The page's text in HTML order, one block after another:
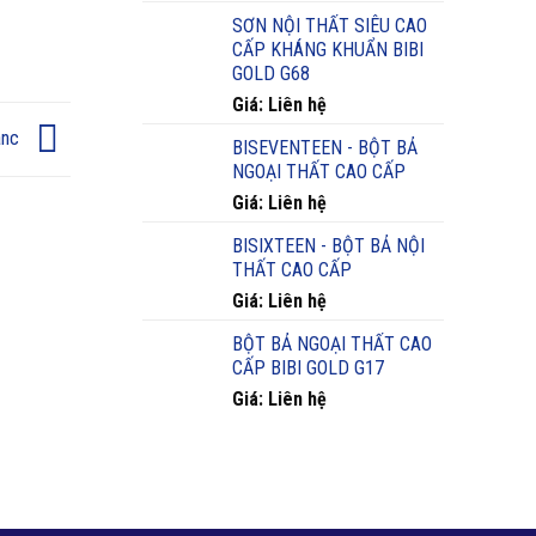
SƠN NỘI THẤT SIÊU CAO
CẤP KHÁNG KHUẨN BIBI
GOLD G68
Giá: Liên hệ
BISEVENTEEN - BỘT BẢ
NGOẠI THẤT CAO CẤP
Giá: Liên hệ
BISIXTEEN - BỘT BẢ NỘI
THẤT CAO CẤP
Giá: Liên hệ
BỘT BẢ NGOẠI THẤT CAO
CẤP BIBI GOLD G17
Giá: Liên hệ